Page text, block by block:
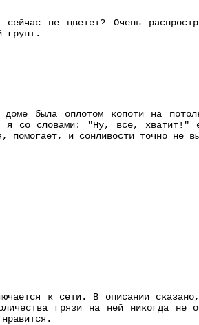
не цветет? Очень
грунт.
была оплотом копоти на
я со словами: "Ну, всё, хватит!"
помогает, и сонливости точно не
к сети. В описании
грязи на ней никогда не